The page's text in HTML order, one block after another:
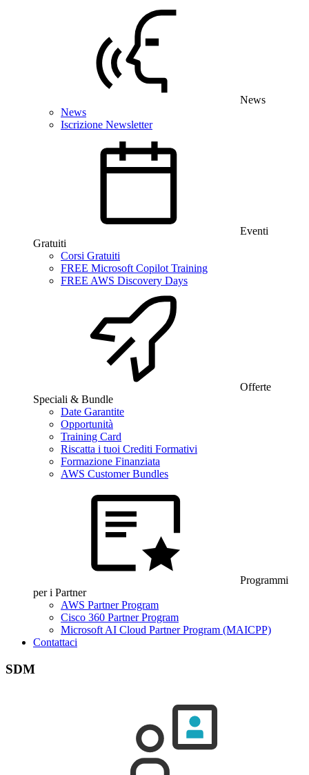
News
News
Iscrizione Newsletter
Eventi
Gratuiti
Corsi Gratuiti
FREE Microsoft Copilot Training
FREE AWS Discovery Days
Offerte
Speciali & Bundle
Date Garantite
Opportunità
Training Card
Riscatta i tuoi Crediti Formativi
Formazione Finanziata
AWS Customer Bundles
Programmi
per i Partner
AWS Partner Program
Cisco 360 Partner Program
Microsoft AI Cloud Partner Program (MAICPP)
Contattaci
SDM